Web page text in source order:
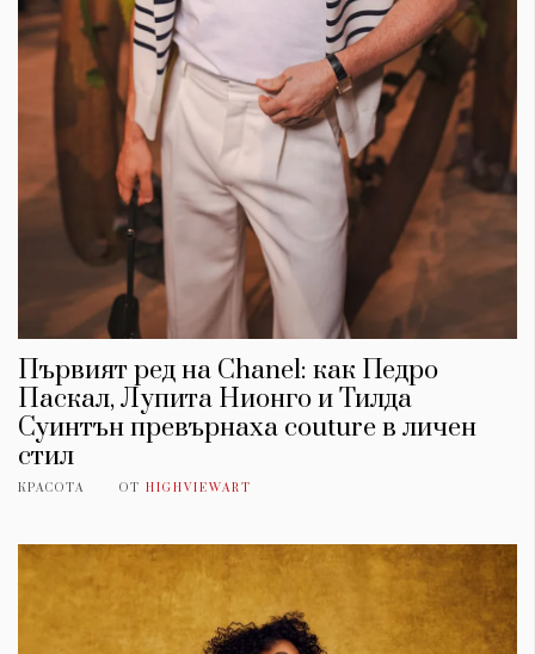
Първият ред на Chanel: как Педро
Паскал, Лупита Нионго и Тилда
Суинтън превърнаха couture в личен
стил
КРАСОТА ОТ HIGHVIEWART